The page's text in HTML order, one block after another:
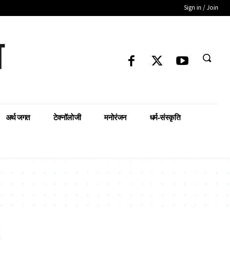
Sign in / Join
अर्थ जगत टेक्नॉलोजी मनोरंजन धर्म-संस्कृति